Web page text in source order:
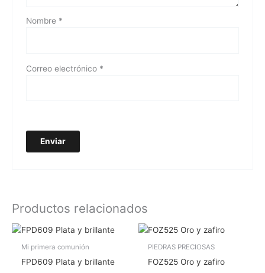
Nombre *
Correo electrónico *
Productos relacionados
Mi primera comunión
FPD609 Plata y brillante
PIEDRAS PRECIOSAS
FOZ525 Oro y zafiro